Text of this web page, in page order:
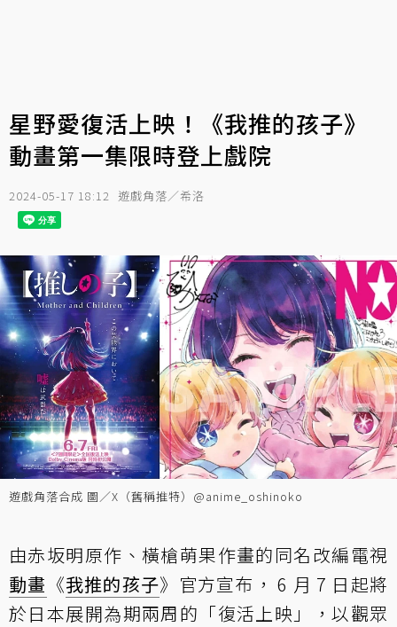
星野愛復活上映！《我推的孩子》
動畫第一集限時登上戲院
2024-05-17 18:12 遊戲角落／希洛
遊戲角落合成 圖／X（舊稱推特）@anime_oshinoko
由赤坂明原作、橫槍萌果作畫的同名改編電視
動畫 《我推的孩子》官方宣布， 6 月 7 日起將
於日本展開為期兩周的「復活上映」，以觀眾